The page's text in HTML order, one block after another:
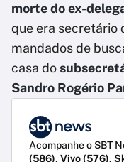
morte do ex-
que era secretário
mandados de
casa do
Sandro Rogério
Acompanhe o SBT
(586), Vivo (576),